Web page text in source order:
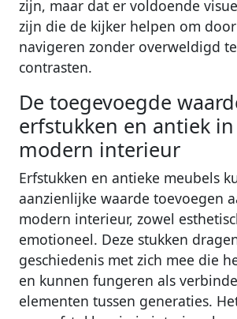
zijn, maar dat er voldoende
zijn die de kijker helpen om
navigeren zonder overweldigd
contrasten.
De toegevoegde
erfstukken en antiek in
modern interieur
Erfstukken en antieke meubels
aanzienlijke waarde toevoegen
modern interieur, zowel
emotioneel. Deze stukken
geschiedenis met zich mee die
en kunnen fungeren als
elementen tussen generaties.